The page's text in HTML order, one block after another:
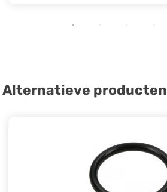
Alternatieve producten